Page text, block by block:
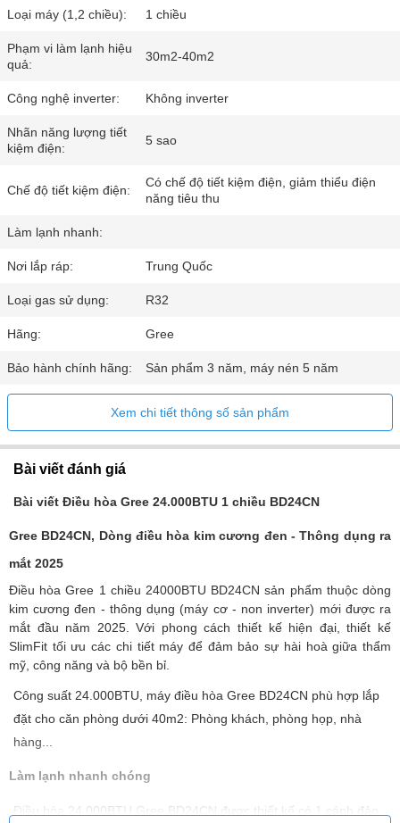
Loại máy (1,2 chiều): 1 chiều
Phạm vi làm lạnh hiệu
quả:
30m2-40m2
Công nghệ inverter: Không inverter
Nhãn năng lượng tiết
kiệm điện:
5 sao
Chế độ tiết kiệm điện:
Có chế độ tiết kiệm điện, giảm thiểu điện
năng tiêu thu
Làm lạnh nhanh:
Nơi lắp ráp: Trung Quốc
Loại gas sử dụng: R32
Hãng: Gree
Bảo hành chính hãng: Sản phẩm 3 năm, máy nén 5 năm
Xem chi tiết thông số sản phẩm
Bài viết đánh giá
Bài viết Điều hòa Gree 24.000BTU 1 chiều BD24CN
Gree BD24CN, Dòng điều hòa kim cương đen - Thông dụng ra
mắt 2025
Điều hòa Gree 1 chiều 24000BTU BD24CN sản phẩm thuộc dòng
kim cương đen - thông dụng (máy cơ - non inverter) mới được ra
mắt đầu năm 2025. Với phong cách thiết kế hiện đại, thiết kế
SlimFit tối ưu các chi tiết máy để đảm bảo sự hài hoà giữa thẩm
mỹ, công năng và bộ bền bỉ.
Công suất 24.000BTU, máy điều hòa Gree BD24CN phù hợp lắp
đặt cho căn phòng dưới 40m2: Phòng khách, phòng họp, nhà
hàng...
Làm lạnh nhanh chóng
Điều hòa 24.000BTU Gree BD24CN được thiết kế có 1 cánh đảo